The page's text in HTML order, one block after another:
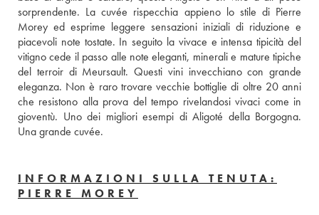
sorprendente. La cuvée rispecchia appieno lo stile di Pierre
Morey ed esprime leggere sensazioni iniziali di riduzione e
piacevoli note tostate. In seguito la vivace e intensa tipicità del
vitigno cede il passo alle note eleganti, minerali e mature tipiche
del terroir di Meursault. Questi vini invecchiano con grande
eleganza. Non è raro trovare vecchie bottiglie di oltre 20 anni
che resistono alla prova del tempo rivelandosi vivaci come in
gioventù. Uno dei migliori esempi di Aligoté della Borgogna.
Una grande cuvée.
INFORMAZIONI SULLA TENUTA:
PIERRE MOREY